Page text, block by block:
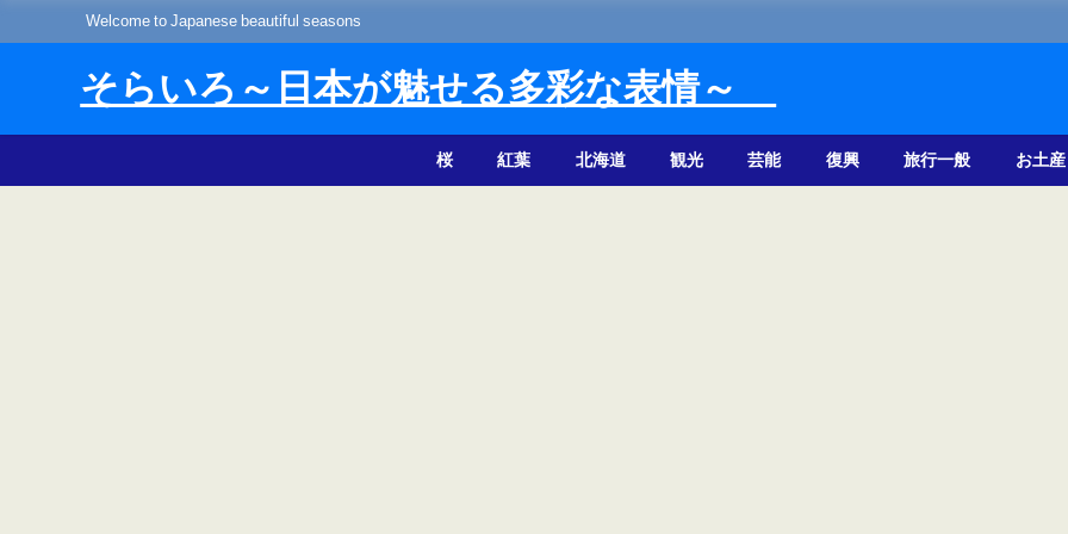
Welcome to Japanese beautiful seasons
そらいろ～日本が魅せる多彩な表情～
桜 紅葉 北海道 観光 芸能 復興 旅行一般 お土